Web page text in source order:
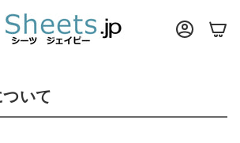
合
いて